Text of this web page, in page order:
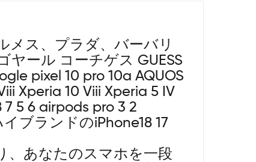
メス、プラダ、バーバリ
ール コーチゲス GUESS
pixel 10 pro 10a AQUOS
Xperia 10 Viii Xperia 5 IV
5 6 airpods pro 3 2
ブランドのiPhone18 17
、あなたのスマホを一段